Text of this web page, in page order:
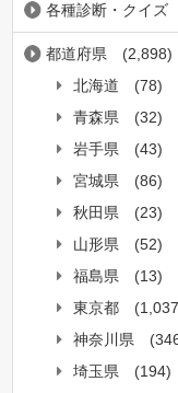
各種診断・クイズ
都道府県
(2,898)
北海道
(78)
青森県
(32)
岩手県
(43)
宮城県
(86)
秋田県
(23)
山形県
(52)
福島県
(13)
東京都
神奈川県
埼玉県
(194)